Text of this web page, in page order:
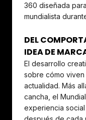
360 diseñada
mundialista
DEL
IDEA DE
El desarrollo
sobre cómo
actualidad. Más
cancha, el
experiencia